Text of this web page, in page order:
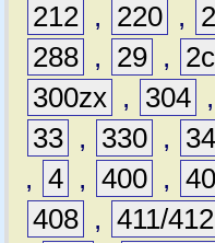
212 , 220 ,
288 , 29 ,
300zx , 304 ,
33 , 330 , 34
, 4 , 400 ,
408 , 411/412